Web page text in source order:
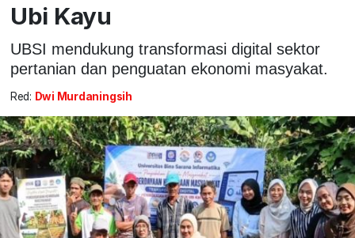
Ubi Kayu
UBSI mendukung transformasi digital sektor
pertanian dan penguatan ekonomi masyakat.
Red: Dwi Murdaningsih